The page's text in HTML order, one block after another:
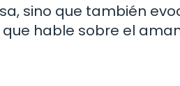
sino que también
hable sobre el